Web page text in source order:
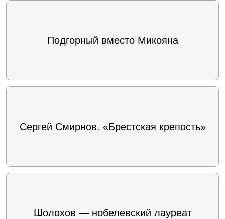
Подгорный вместо Микояна
Сергей Смирнов. «Брестская крепость»
Шолохов — нобелевский лауреат